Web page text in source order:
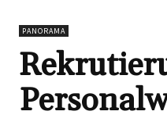
PANORAMA